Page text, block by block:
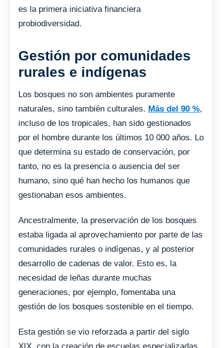
es la primera iniciativa financiera
probiodiversidad.
Gestión por comunidades
rurales e indígenas
Los bosques no son ambientes puramente
naturales, sino también culturales. Más del 90 %,
incluso de los tropicales, han sido gestionados
por el hombre durante los últimos 10 000 años. Lo
que determina su estado de conservación, por
tanto, no es la presencia o ausencia del ser
humano, sino qué han hecho los humanos que
gestionaban esos ambientes.
Ancestralmente, la preservación de los bosques
estaba ligada al aprovechamiento por parte de las
comunidades rurales o indígenas, y al posterior
desarrollo de cadenas de valor. Esto es, la
necesidad de leñas durante muchas
generaciones, por ejemplo, fomentaba una
gestión de los bosques sostenible en el tiempo.
Esta gestión se vio reforzada a partir del siglo